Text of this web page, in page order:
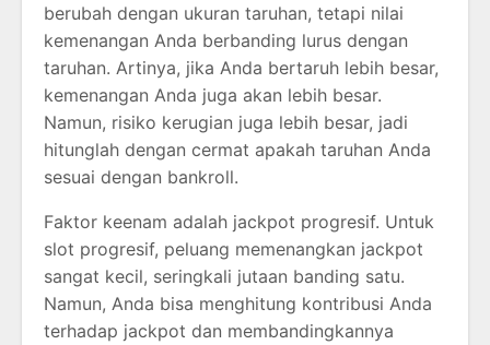
berubah dengan ukuran taruhan, tetapi nilai
kemenangan Anda berbanding lurus dengan
taruhan. Artinya, jika Anda bertaruh lebih besar,
kemenangan Anda juga akan lebih besar.
Namun, risiko kerugian juga lebih besar, jadi
hitunglah dengan cermat apakah taruhan Anda
sesuai dengan bankroll.
Faktor keenam adalah jackpot progresif. Untuk
slot progresif, peluang memenangkan jackpot
sangat kecil, seringkali jutaan banding satu.
Namun, Anda bisa menghitung kontribusi Anda
terhadap jackpot dan membandingkannya